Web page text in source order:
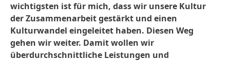
wichtigsten ist für mich, dass wir unsere Kultur
der Zusammenarbeit gestärkt und einen
Kulturwandel eingeleitet haben. Diesen Weg
gehen wir weiter. Damit wollen wir
überdurchschnittliche Leistungen und